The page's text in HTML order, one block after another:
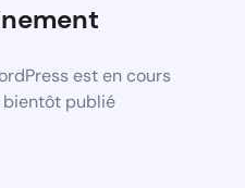
est en cours
publié